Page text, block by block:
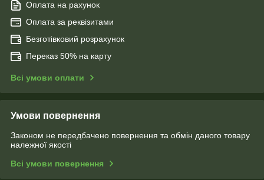
Оплата на рахунок
Оплата за реквізитами
Безготівковий розрахунок
Переказ 50% на карту
Всі умови оплати
Умови повернення
Законом не передбачено повернення та обмін даного товару
належної якості
Всі умови повернення